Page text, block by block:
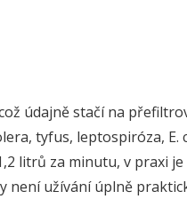
údajně stačí na
tyfus, leptospiróza, E.
litrů za minutu, v praxi je
není užívání úplně